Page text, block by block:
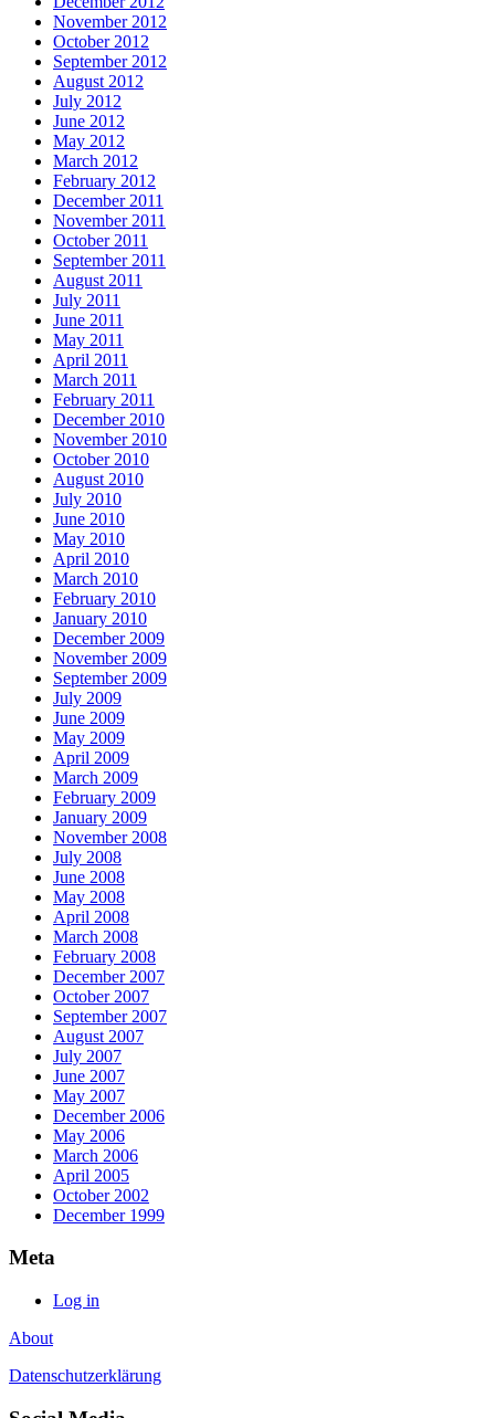
November 2012
October 2012
September 2012
August 2012
July 2012
June 2012
May 2012
March 2012
February 2012
December 2011
November 2011
October 2011
September 2011
August 2011
July 2011
June 2011
May 2011
April 2011
March 2011
February 2011
December 2010
November 2010
October 2010
August 2010
July 2010
June 2010
May 2010
April 2010
March 2010
February 2010
January 2010
December 2009
November 2009
September 2009
July 2009
June 2009
May 2009
April 2009
March 2009
February 2009
January 2009
November 2008
July 2008
June 2008
May 2008
April 2008
March 2008
February 2008
December 2007
October 2007
September 2007
August 2007
July 2007
June 2007
May 2007
December 2006
May 2006
March 2006
April 2005
October 2002
December 1999
Meta
Log in
About
Datenschutzerklärung